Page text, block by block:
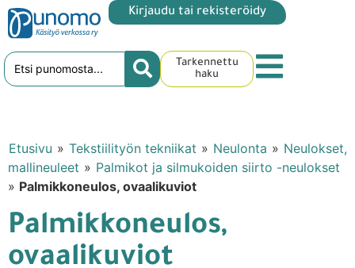
Kirjaudu tai rekisteröidy
Tarkennettu
haku
Etusivu » Tekstiilityön tekniikat » Neulonta » Neulokset,
mallineuleet » Palmikot ja silmukoiden siirto -neulokset
» Palmikkoneulos, ovaalikuviot
Palmikkoneulos,
ovaalikuviot